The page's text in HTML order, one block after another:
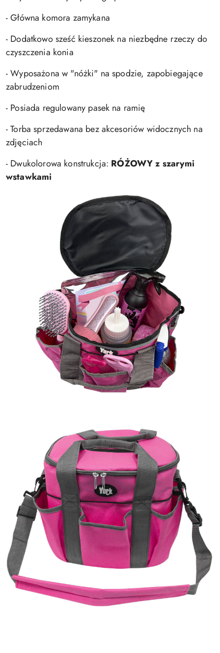
- Główna komora zamykana
- Dodatkowo sześć kieszonek na niezbędne rzeczy do
czyszczenia konia
- Wyposażona w "nóżki" na spodzie, zapobiegające
zabrudzeniom
- Posiada regulowany pasek na ramię
- Torba sprzedawana bez akcesoriów widocznych na
zdjęciach
- Dwukolorowa konstrukcja: RÓŻOWY z szarymi
wstawkami